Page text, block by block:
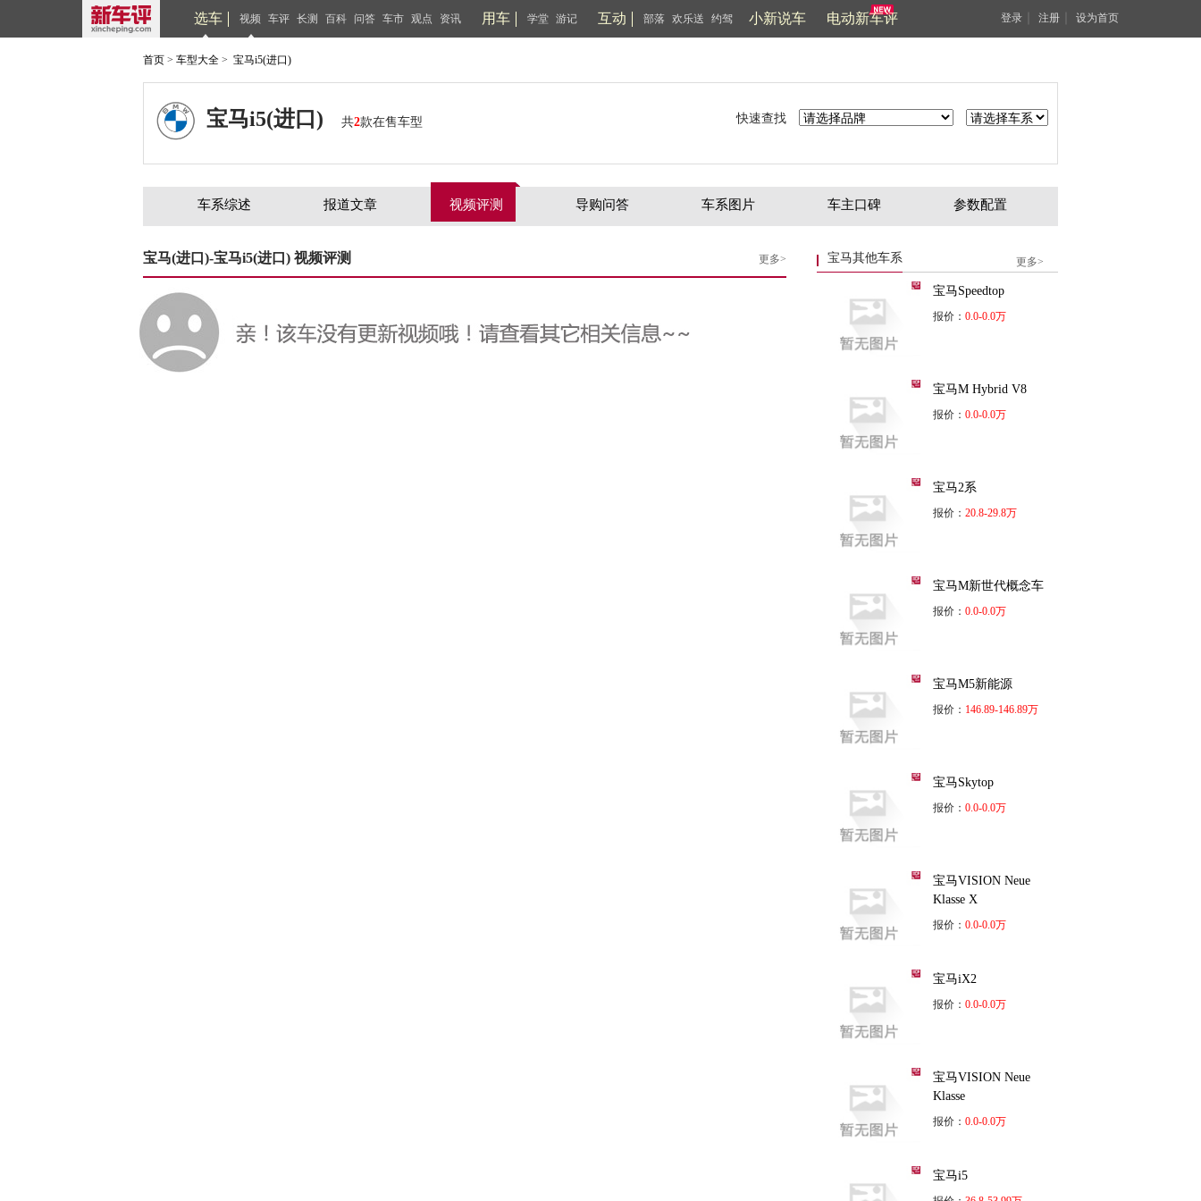
选车 视频 车评 长测 百科 问答 车市 观点 资讯 用车 学堂 游记 互动 部落 欢乐送 约驾 小新说车 电动新车评 登录 注册 设为首页
首页 > 车型大全 > 宝马i5(进口)
宝马i5(进口) 共2款在售车型 快速查找
车系综述 报道文章 视频评测 导购问答 车系图片 车主口碑 参数配置
更多>
宝马(进口)-宝马i5(进口) 视频评测 宝马其他车系 更多>
宝马Speedtop
报价： 0.0-0.0万
宝马M Hybrid V8
报价： 0.0-0.0万
宝马2系
报价： 20.8-29.8万
宝马M新世代概念车
报价： 0.0-0.0万
宝马M5新能源
报价： 146.89-146.89万
宝马Skytop
报价： 0.0-0.0万
宝马VISION Neue
Klasse X
报价： 0.0-0.0万
宝马iX2
报价： 0.0-0.0万
宝马VISION Neue
Klasse
报价： 0.0-0.0万
宝马i5